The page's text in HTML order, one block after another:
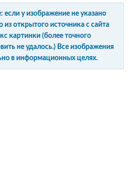
у изображение не указано
из открытого источника с сайта
картинки (более точного
не удалось.) Все изображения
в информационных целях.